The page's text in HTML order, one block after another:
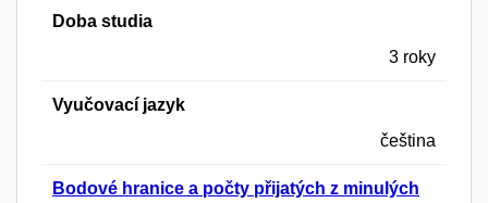
Doba studia
3 roky
Vyučovací jazyk
čeština
Bodové hranice a počty přijatých z minulých